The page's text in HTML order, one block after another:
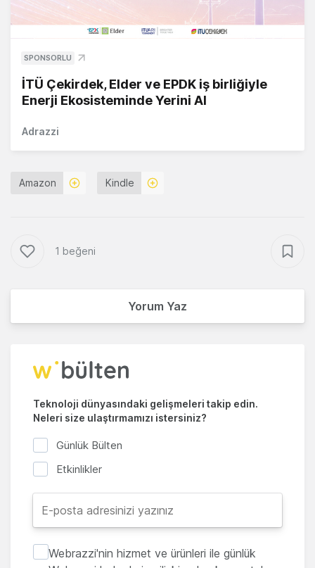
SPONSORLU
İTÜ Çekirdek, Elder ve EPDK iş birliğiyle
Enerji Ekosisteminde Yerini Al
Adrazzi
Amazon Kindle
1 beğeni
Yorum Yaz
Teknoloji dünyasındaki gelişmeleri takip edin.
Neleri size ulaştırmamızı istersiniz?
Günlük Bülten
Etkinlikler
Webrazzi'nin hizmet ve ürünleri ile günlük